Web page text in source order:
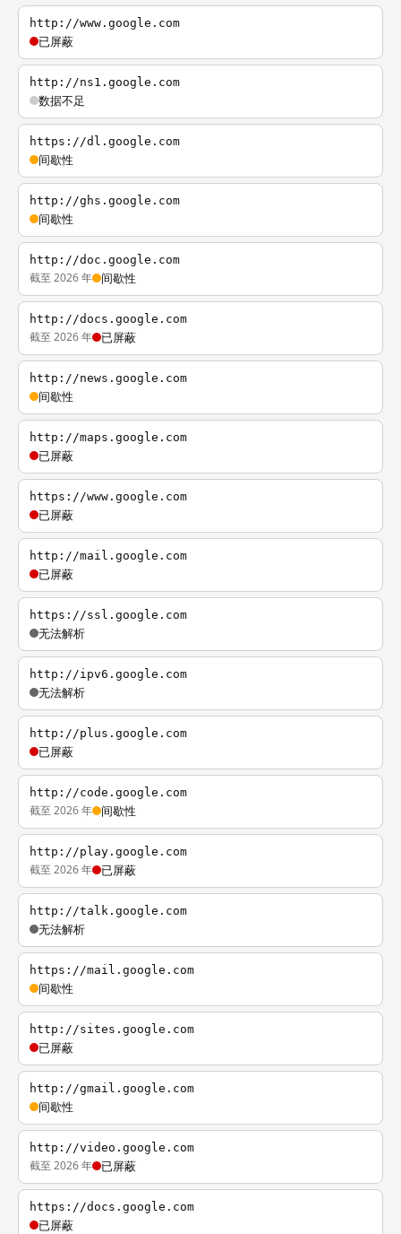
http://www.google.com
已屏蔽
http://ns1.google.com
数据不足
https://dl.google.com
间歇性
http://ghs.google.com
间歇性
http://doc.google.com
截至 2026 年 间歇性
http://docs.google.com
截至 2026 年 已屏蔽
http://news.google.com
间歇性
http://maps.google.com
已屏蔽
https://www.google.com
已屏蔽
http://mail.google.com
已屏蔽
https://ssl.google.com
无法解析
http://ipv6.google.com
无法解析
http://plus.google.com
已屏蔽
http://code.google.com
截至 2026 年 间歇性
http://play.google.com
截至 2026 年 已屏蔽
http://talk.google.com
无法解析
https://mail.google.com
间歇性
http://sites.google.com
已屏蔽
http://gmail.google.com
间歇性
http://video.google.com
截至 2026 年 已屏蔽
https://docs.google.com
已屏蔽